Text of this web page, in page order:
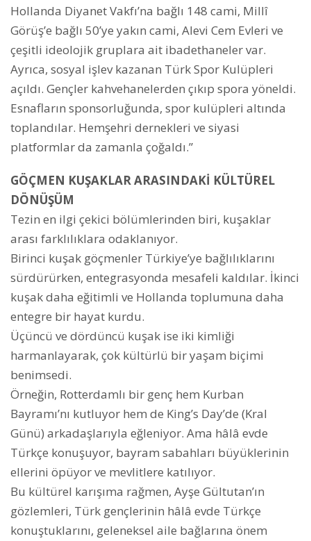
Hollanda Diyanet Vakfı’na bağlı 148 cami, Millî
Görüş’e bağlı 50’ye yakın cami, Alevi Cem Evleri ve
çeşitli ideolojik gruplara ait ibadethaneler var.
Ayrıca, sosyal işlev kazanan Türk Spor Kulüpleri
açıldı. Gençler kahvehanelerden çıkıp spora yöneldi.
Esnafların sponsorluğunda, spor kulüpleri altında
toplandılar. Hemşehri dernekleri ve siyasi
platformlar da zamanla çoğaldı.”
GÖÇMEN KUŞAKLAR ARASINDAKİ KÜLTÜREL
DÖNÜŞÜM
Tezin en ilgi çekici bölümlerinden biri, kuşaklar
arası farklılıklara odaklanıyor.
Birinci kuşak göçmenler Türkiye’ye bağlılıklarını
sürdürürken, entegrasyonda mesafeli kaldılar. İkinci
kuşak daha eğitimli ve Hollanda toplumuna daha
entegre bir hayat kurdu.
Üçüncü ve dördüncü kuşak ise iki kimliği
harmanlayarak, çok kültürlü bir yaşam biçimi
benimsedi.
Örneğin, Rotterdamlı bir genç hem Kurban
Bayramı’nı kutluyor hem de King’s Day’de (Kral
Günü) arkadaşlarıyla eğleniyor. Ama hâlâ evde
Türkçe konuşuyor, bayram sabahları büyüklerinin
ellerini öpüyor ve mevlitlere katılıyor.
Bu kültürel karışıma rağmen, Ayşe Gültutan’ın
gözlemleri, Türk gençlerinin hâlâ evde Türkçe
konuştuklarını, geleneksel aile bağlarına önem